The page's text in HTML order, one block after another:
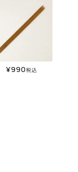
¥990税込